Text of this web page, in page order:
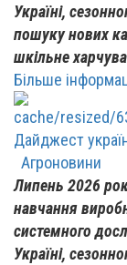
Україні,
пошуку нових
шкільне
Більше
Дайджест
Агроновини
Липень 2026
навчання
системного
Україні,